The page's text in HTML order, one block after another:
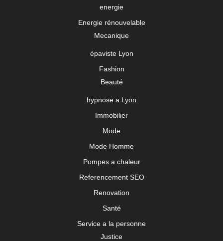
energie
Energie rénouvelable
Mecanique
épaviste Lyon
Fashion
Beauté
hypnose a Lyon
Immobilier
Mode
Mode Homme
Pompes a chaleur
Referencement SEO
Renovation
Santé
Service a la personne
Justice